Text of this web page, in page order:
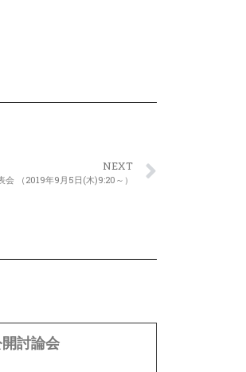
NEXT
会 （2019年9月5日(木)9:20～）
討論会